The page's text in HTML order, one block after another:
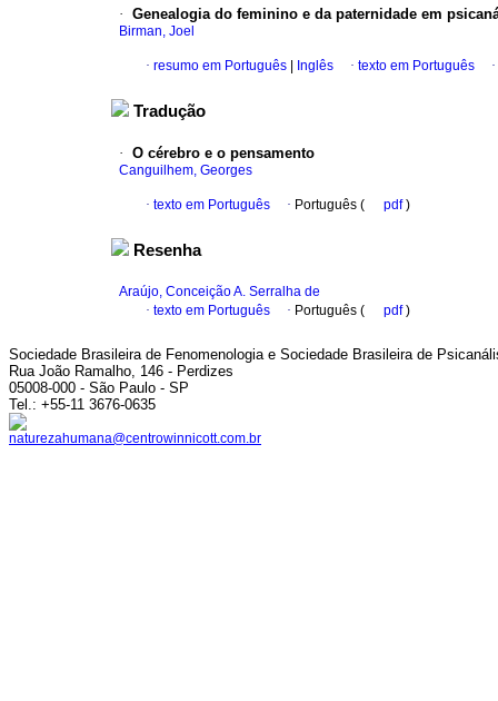
· Genealogia do feminino e da paternidade em
Birman, Joel
· resumo em Português Inglês · texto em Português ·
Tradução
· O cérebro e o pensamento
Canguilhem, Georges
· texto em Português · Português ( pdf)
Resenha
Araújo, Conceição A. Serralha de
· texto em Português · Português ( pdf)
Sociedade Brasileira de Fenomenologia e Sociedade Brasileira de
Rua João Ramalho, 146 - Perdizes
05008-000 - São Paulo - SP
Tel.: +55-11 3676-0635
naturezahumana@centrowinnicott.com.br